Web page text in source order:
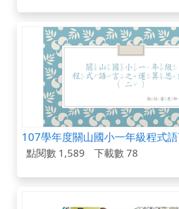
點閱數 1,589 下載數 78